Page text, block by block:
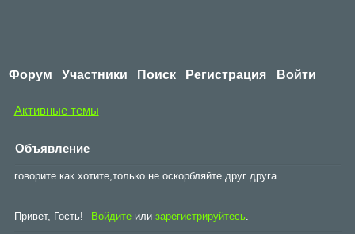
Форум Участники Поиск Регистрация Войти
Активные темы
Объявление
говорите как хотите,только не оскорбляйте друг друга
Привет, Гость! Войдитеили зарегистрируйтесь.